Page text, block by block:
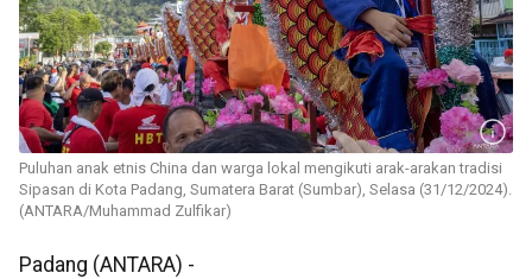
Puluhan anak etnis China dan warga lokal mengikuti arak-arakan tradisi
Sipasan di Kota Padang, Sumatera Barat (Sumbar), Selasa (31/12/2024).
(ANTARA/Muhammad Zulfikar)
Padang (ANTARA) -